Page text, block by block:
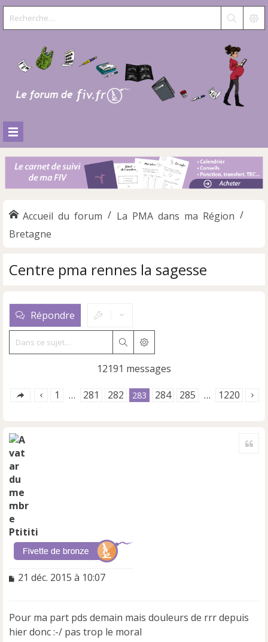
Accueil du forum
La PMA dans ma Région
Bretagne
Centre pma rennes la sagesse
Répondre
RechercherRecherche avancée
12191 messages
1 … 281 282 283 284 285 … 1220
Ptititi
M
a
g
21 déc. 2015 à 10:07
Pour ma part pds demain mais douleurs de rrr depuis
hier donc :-/ pas trop le moral